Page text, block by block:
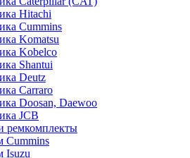
Hitachi
Cummins
Komatsu
Kobelco
Shantui
Deutz
Carraro
Doosan, Daewoo
JCB
ремкомплекты
Cummins
Isuzu